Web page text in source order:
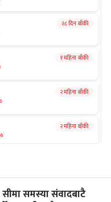
२८ दिन बाँकी
१ महिना बाँकी
२ महिना बाँकी
२ महिना बाँकी
२ महिना बाँकी
समस्या संवादबाटै